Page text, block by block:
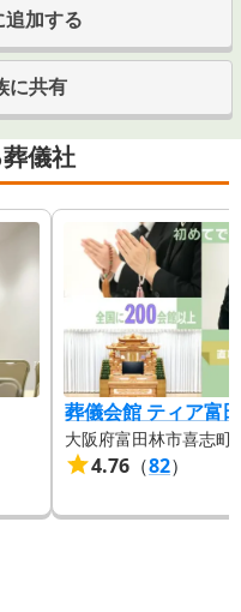
加する
に共有
儀社
葬儀会館 ティア富
大阪府富田林市喜志町
4.76 （82）